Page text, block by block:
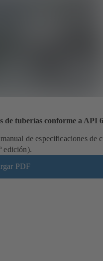
de tuberías conforme a API
de especificaciones de
edición).
PDF